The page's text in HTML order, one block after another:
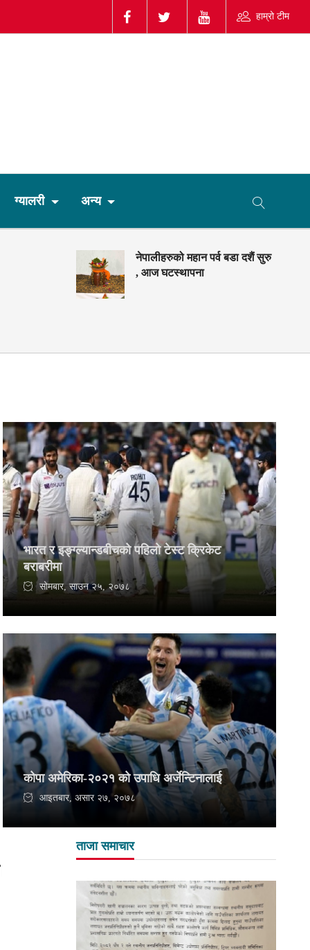
हाम्रो टीम
ग्यालरी अन्य
नेपालीहरुको महान पर्व बडा दशैं सुरु
, आज घटस्थापना
भारत र इङ्ग्ल्यान्डबीचको पहिलो टेस्ट क्रिकेट
बराबरीमा
सोमबार, साउन २५, २०७८
कोपा अमेरिका-२०२१ को उपाधि अर्जेन्टिनालाई
आइतबार, असार २७, २०७८
ताजा समाचार